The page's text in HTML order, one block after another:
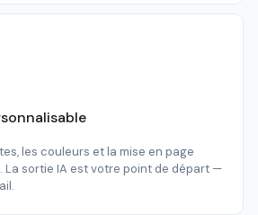
les couleurs et la mise en page
La sortie IA est votre point de départ —